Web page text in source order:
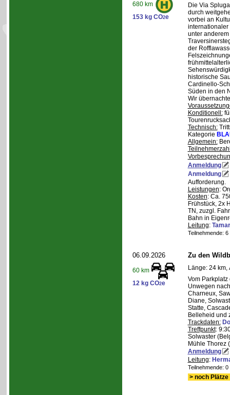
680 km
153 kg CO2e
Die Via
durch
vorbei an
internationaler
unter
der
historische
Cardinello-
Süden in den
Wir
Konditionell:
Technisch:
Kategorie
Allgemein:
Anmeldung
Anmeldung
Aufforderung.
Leistungen:
Kosten: Ca.
Frühstück, 2x
TN, zuzgl.
Bahn in
Leitung:
Teilnehmende:
06.09.2026
60 km
12 kg CO2e
Zu den
Länge: 24 km,
Vom
Unwegen
Charneux,
Diane,
Statte,
Belleheid und
Trackdaten:
Treffpunkt:
Solwaster
Mühle Thorez
Anmeldung
Leitung:
Teilnehmende:
> noch